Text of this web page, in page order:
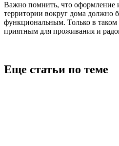
Важно помнить, что оформление
территории вокруг дома должно
функциональным. Только в таком
приятным для проживания и
Еще статьи по теме